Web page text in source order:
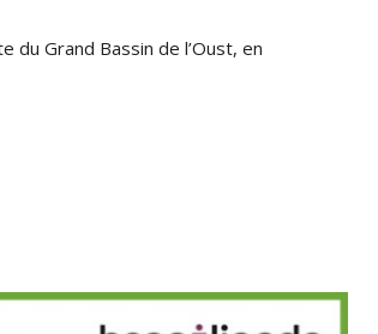
du Grand Bassin de l’Oust, en